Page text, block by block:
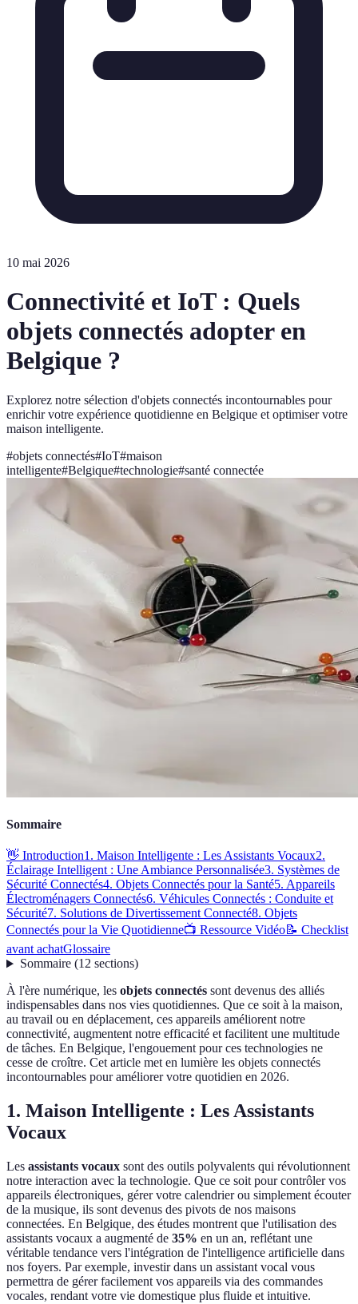
10 mai 2026
Connectivité et IoT : Quels
objets connectés adopter en
Belgique ?
Explorez notre sélection d'objets connectés incontournables pour
enrichir votre expérience quotidienne en Belgique et optimiser votre
maison intelligente.
#objets connectés#IoT#maison
intelligente#Belgique#technologie#santé connectée
Sommaire
👋 Introduction1. Maison Intelligente : Les Assistants Vocaux2.
Éclairage Intelligent : Une Ambiance Personnalisée3. Systèmes de
Sécurité Connectés4. Objets Connectés pour la Santé5. Appareils
Électroménagers Connectés6. Véhicules Connectés : Conduite et
Sécurité7. Solutions de Divertissement Connecté8. Objets
Connectés pour la Vie Quotidienne📺 Ressource Vidéo📝 Checklist
avant achatGlossaire
Sommaire(12 sections)
À l'ère numérique, les objets connectés sont devenus des alliés
indispensables dans nos vies quotidiennes. Que ce soit à la maison,
au travail ou en déplacement, ces appareils améliorent notre
connectivité, augmentent notre efficacité et facilitent une multitude
de tâches. En Belgique, l'engouement pour ces technologies ne
cesse de croître. Cet article met en lumière les objets connectés
incontournables pour améliorer votre quotidien en 2026.
1. Maison Intelligente : Les Assistants
Vocaux
Les assistants vocaux sont des outils polyvalents qui révolutionnent
notre interaction avec la technologie. Que ce soit pour contrôler vos
appareils électroniques, gérer votre calendrier ou simplement écouter
de la musique, ils sont devenus des pivots de nos maisons
connectées. En Belgique, des études montrent que l'utilisation des
assistants vocaux a augmenté de 35% en un an, reflétant une
véritable tendance vers l'intégration de l'intelligence artificielle dans
nos foyers. Par exemple, investir dans un assistant vocal vous
permettra de gérer facilement vos appareils via des commandes
vocales, rendant votre vie domestique plus fluide et intuitive.